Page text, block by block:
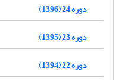
دوره 24 (1396)
دوره 23 (1395)
دوره 22 (1394)